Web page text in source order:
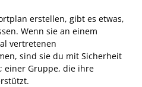
erstellen, gibt es etwas,
Wenn sie an einem
vertretenen
sind sie du mit Sicherheit
einer Gruppe, die ihre